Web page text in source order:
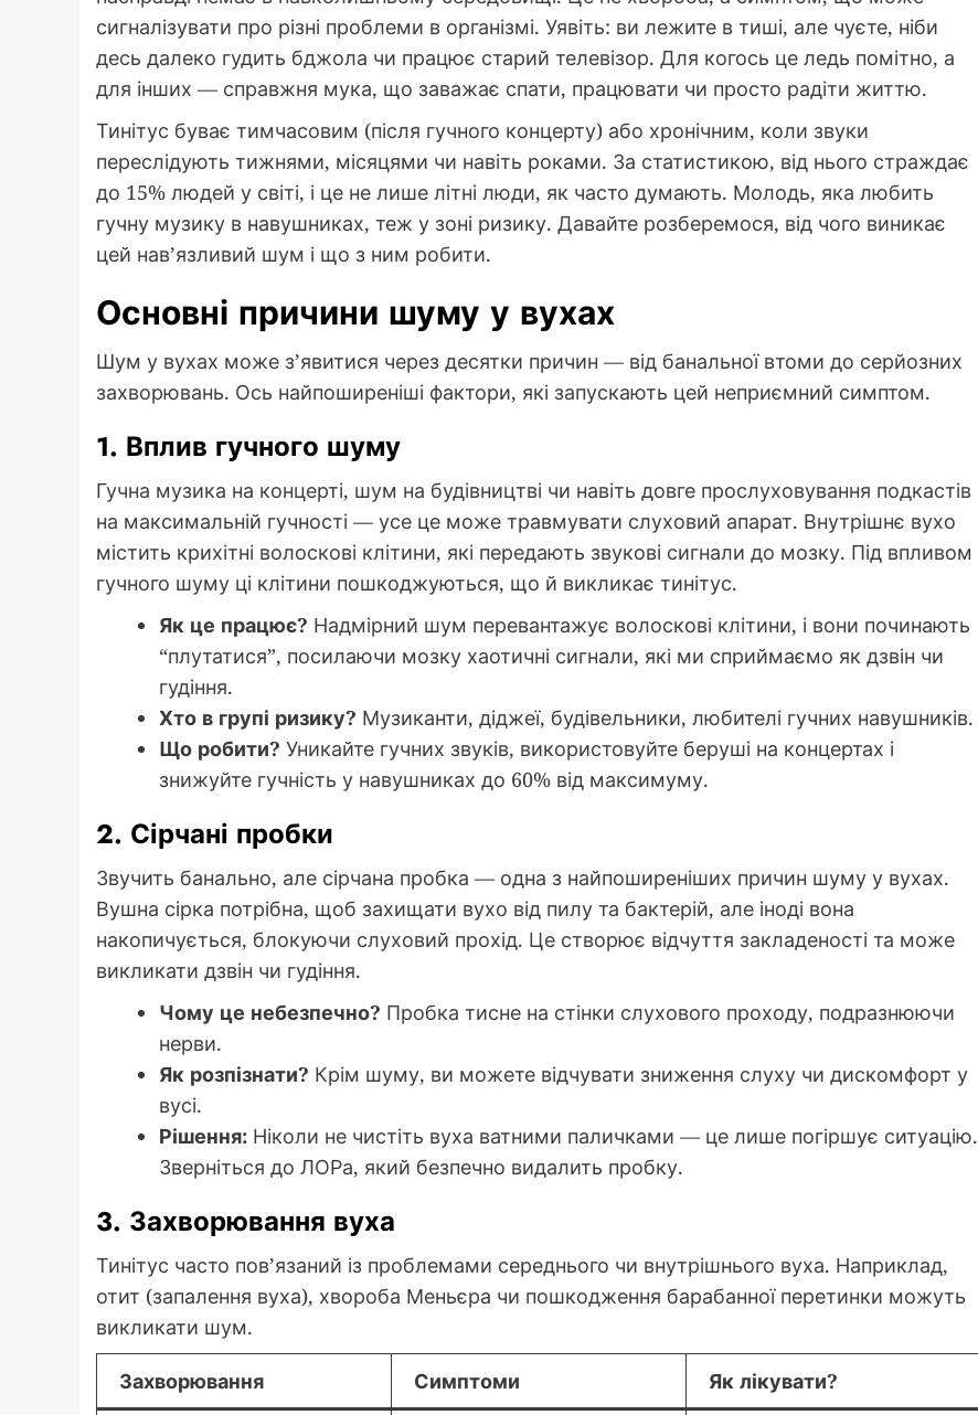
сигналізувати про різні проблеми в організмі. Уявіть: ви лежите в тиші, але чуєте, ніби
десь далеко гудить бджола чи працює старий телевізор. Для когось це ледь помітно, а
для інших — справжня мука, що заважає спати, працювати чи просто радіти життю.
Тинітус буває тимчасовим (після гучного концерту) або хронічним, коли звуки
переслідують тижнями, місяцями чи навіть роками. За статистикою, від нього страждає
до 15% людей у світі, і це не лише літні люди, як часто думають. Молодь, яка любить
гучну музику в навушниках, теж у зоні ризику. Давайте розберемося, від чого виникає
цей нав’язливий шум і що з ним робити.
Основні причини шуму у вухах
Шум у вухах може з’явитися через десятки причин — від банальної втоми до серйозних
захворювань. Ось найпоширеніші фактори, які запускають цей неприємний симптом.
1. Вплив гучного шуму
Гучна музика на концерті, шум на будівництві чи навіть довге прослуховування подкастів
на максимальній гучності — усе це може травмувати слуховий апарат. Внутрішнє вухо
містить крихітні волоскові клітини, які передають звукові сигнали до мозку. Під впливом
гучного шуму ці клітини пошкоджуються, що й викликає тинітус.
Як це працює? Надмірний шум перевантажує волоскові клітини, і вони починають
“плутатися”, посилаючи мозку хаотичні сигнали, які ми сприймаємо як дзвін чи
гудіння.
Хто в групі ризику? Музиканти, діджеї, будівельники, любителі гучних навушників.
Що робити? Уникайте гучних звуків, використовуйте беруші на концертах і
знижуйте гучність у навушниках до 60% від максимуму.
2. Сірчані пробки
Звучить банально, але сірчана пробка — одна з найпоширеніших причин шуму у вухах.
Вушна сірка потрібна, щоб захищати вухо від пилу та бактерій, але іноді вона
накопичується, блокуючи слуховий прохід. Це створює відчуття закладеності та може
викликати дзвін чи гудіння.
Чому це небезпечно? Пробка тисне на стінки слухового проходу, подразнюючи
нерви.
Як розпізнати? Крім шуму, ви можете відчувати зниження слуху чи дискомфорт у
вусі.
Рішення: Ніколи не чистіть вуха ватними паличками — це лише погіршує ситуацію.
Зверніться до ЛОРа, який безпечно видалить пробку.
3. Захворювання вуха
Тинітус часто пов’язаний із проблемами середнього чи внутрішнього вуха. Наприклад,
отит (запалення вуха), хвороба Меньєра чи пошкодження барабанної перетинки можуть
викликати шум.
Захворювання Симптоми Як лікувати?